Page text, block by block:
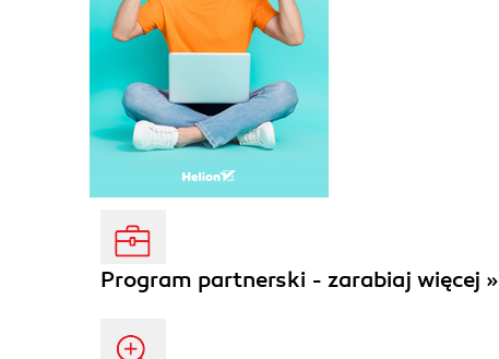
Program partnerski - zarabiaj więcej »